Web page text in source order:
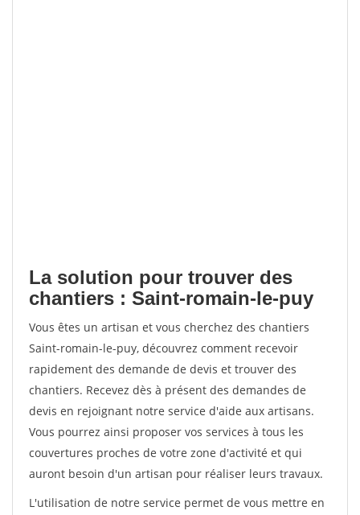
La solution pour trouver des
chantiers : Saint-romain-le-puy
Vous êtes un artisan et vous cherchez des chantiers
Saint-romain-le-puy, découvrez comment recevoir
rapidement des demande de devis et trouver des
chantiers. Recevez dès à présent des demandes de
devis en rejoignant notre service d'aide aux artisans.
Vous pourrez ainsi proposer vos services à tous les
couvertures proches de votre zone d'activité et qui
auront besoin d'un artisan pour réaliser leurs travaux.
L'utilisation de notre service permet de vous mettre en